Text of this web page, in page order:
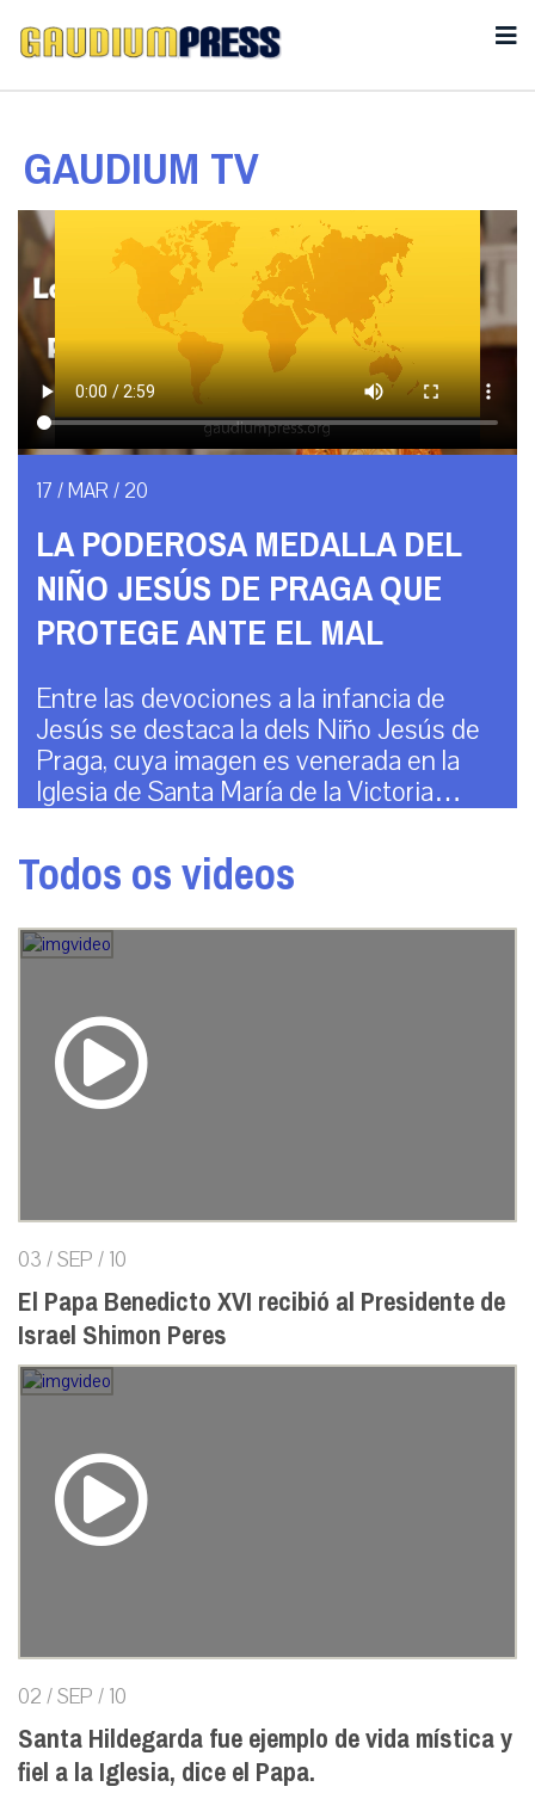
GAUDIUM TV
17 / MAR / 20
LA PODEROSA MEDALLA DEL
NIÑO JESÚS DE PRAGA QUE
PROTEGE ANTE EL MAL
Entre las devociones a la infancia de
Jesús se destaca la dels Niño Jesús de
Praga, cuya imagen es venerada en la
Iglesia de Santa María de la Victoria…
Todos os videos
03 / SEP / 10
El Papa Benedicto XVI recibió al Presidente de
Israel Shimon Peres
02 / SEP / 10
Santa Hildegarda fue ejemplo de vida mística y
fiel a la Iglesia, dice el Papa.